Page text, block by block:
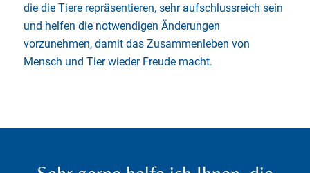
die die Tiere repräsentieren, sehr aufschlussreich sein
und helfen die notwendigen Änderungen
vorzunehmen, damit das Zusammenleben von
Mensch und Tier wieder Freude macht.